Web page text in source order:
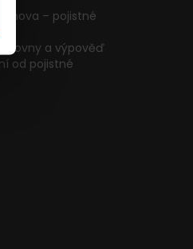
– pojistné
a výpověď
od pojistné